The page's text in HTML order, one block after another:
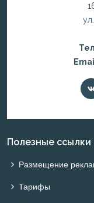
Полезные ссылки
Размещение
Тарифы